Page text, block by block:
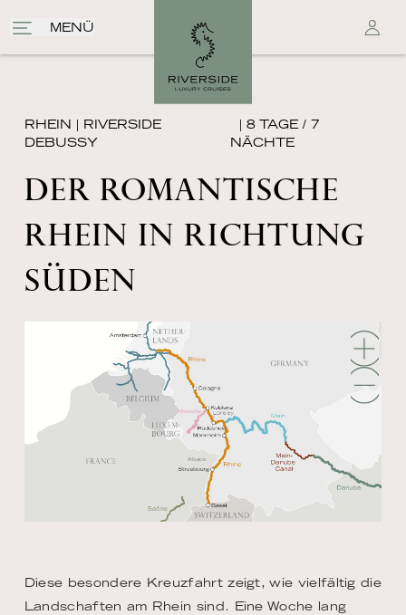
MENÜ
RHEIN | RIVERSIDE
DEBUSSY
| 8 TAGE / 7
NÄCHTE
DER ROMANTISCHE
RHEIN IN RICHTUNG
SÜDEN
Diese besondere Kreuzfahrt zeigt, wie vielfältig die
Landschaften am Rhein sind. Eine Woche lang